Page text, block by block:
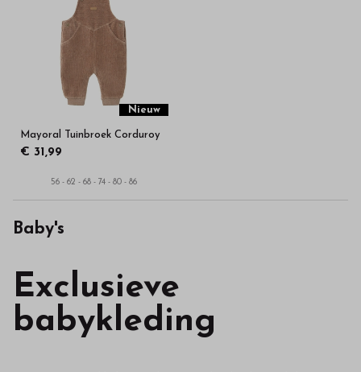
Nieuw
Mayoral Tuinbroek Corduroy
€ 31,99
56 - 62 - 68 - 74 - 80 - 86
Baby's
Exclusieve
babykleding